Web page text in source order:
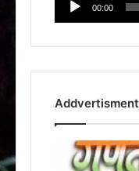
00:00
Addvertisment